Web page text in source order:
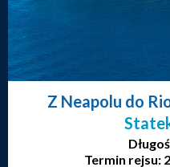
Z Neapolu do
Termin rejsu: